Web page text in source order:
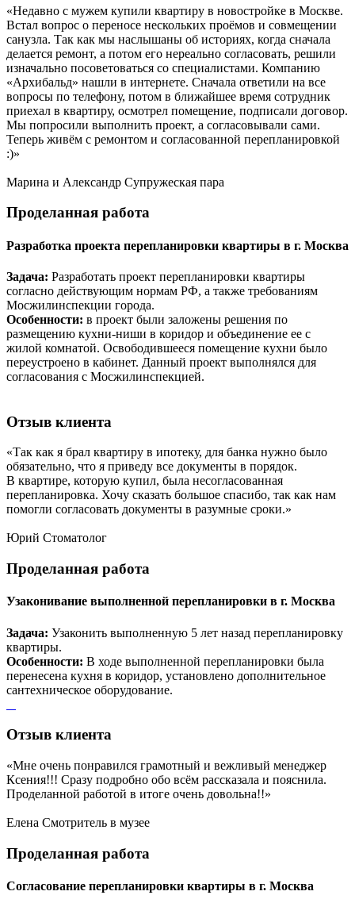
«Недавно с мужем купили квартиру в новостройке в Москве.
Встал вопрос о переносе нескольких проёмов и совмещении
санузла. Так как мы наслышаны об историях, когда сначала
делается ремонт, а потом его нереально согласовать, решили
изначально посоветоваться со специалистами. Компанию
«Архибальд» нашли в интернете. Сначала ответили на все
вопросы по телефону, потом в ближайшее время сотрудник
приехал в квартиру, осмотрел помещение, подписали договор.
Мы попросили выполнить проект, а согласовывали сами.
Теперь живём с ремонтом и согласованной перепланировкой
:)»
Марина и Александр Супружеская пара
Проделанная работа
Разработка проекта перепланировки квартиры в г. Москва
Задача: Разработать проект перепланировки квартиры
согласно действующим нормам РФ, а также требованиям
Мосжилинспекции города.
Особенности: в проект были заложены решения по
размещению кухни-ниши в коридор и объединение ее с
жилой комнатой. Освободившееся помещение кухни было
переустроено в кабинет. Данный проект выполнялся для
согласования с Мосжилинспекцией.
Отзыв клиента
«Так как я брал квартиру в ипотеку, для банка нужно было
обязательно, что я приведу все документы в порядок.
В квартире, которую купил, была несогласованная
перепланировка. Хочу сказать большое спасибо, так как нам
помогли согласовать документы в разумные сроки.»
Юрий Стоматолог
Проделанная работа
Узаконивание выполненной перепланировки в г. Москва
Задача: Узаконить выполненную 5 лет назад перепланировку
квартиры.
Особенности: В ходе выполненной перепланировки была
перенесена кухня в коридор, установлено дополнительное
сантехническое оборудование.
Отзыв клиента
«Мне очень понравился грамотный и вежливый менеджер
Ксения!!! Сразу подробно обо всём рассказала и пояснила.
Проделанной работой в итоге очень довольна!!»
Елена Смотритель в музее
Проделанная работа
Согласование перепланировки квартиры в г. Москва